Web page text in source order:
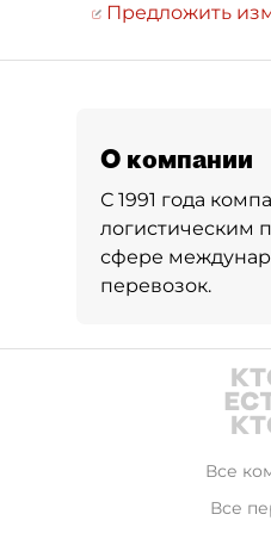
Предложить
О компании
С 1991 года
логистическим
сфере
перевозок.
Все
Все